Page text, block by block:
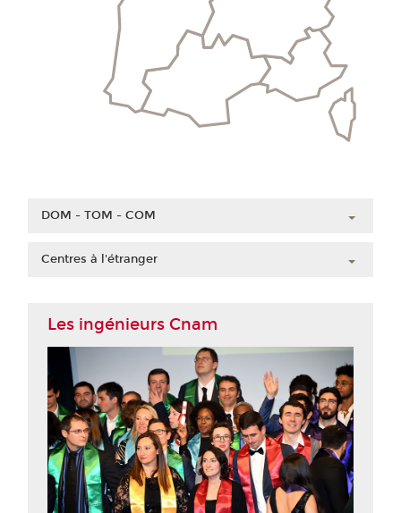
DOM - TOM - COM
Mayotte
La Réunion
Nouvelle-Calédonie
Polynésie française
Centres à l'étranger
Côte d'Ivoire
Maroc
Les ingénieurs Cnam